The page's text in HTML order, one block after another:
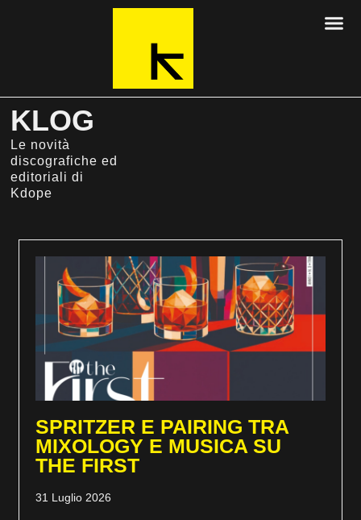
KLOG
Le novità
discografiche ed
editoriali di
Kdope
SPRITZER E PAIRING TRA
MIXOLOGY E MUSICA SU
THE FIRST
31 Luglio 2026